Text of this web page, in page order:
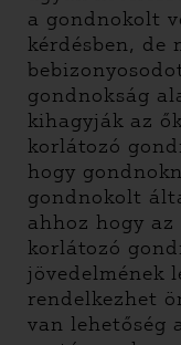
a gondnokolt
kérdésben, de
gondnokság
kihagyják az
korlátozó
hogy
gondnokolt
ahhoz hogy az
korlátozó
jövedelmének
rendelkezhet
van lehetőség